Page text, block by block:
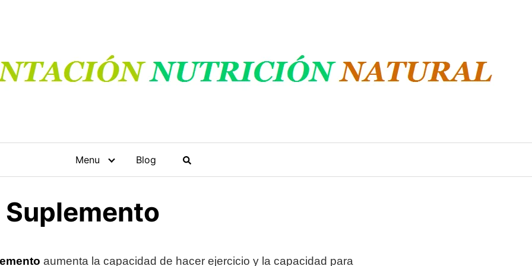
Menu Blog
aumenta la capacidad de hacer ejercicio y la capacidad para